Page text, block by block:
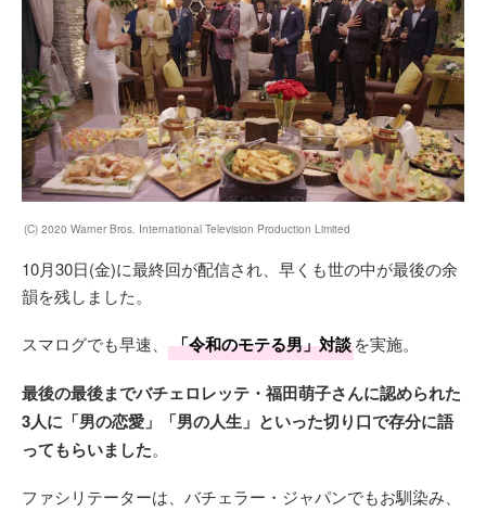
(C) 2020 Warner Bros. International Television Production Limited
10月30日(金)に最終回が配信され、早くも世の中が最後の余
韻を残しました。
スマログでも早速、 「令和のモテる男」対談を実施。
最後の最後までバチェロレッテ・福田萌子さんに認められた
3人に「男の恋愛」「男の人生」といった切り口で存分に語
ってもらいました。
ファシリテーターは、バチェラー・ジャパンでもお馴染み、